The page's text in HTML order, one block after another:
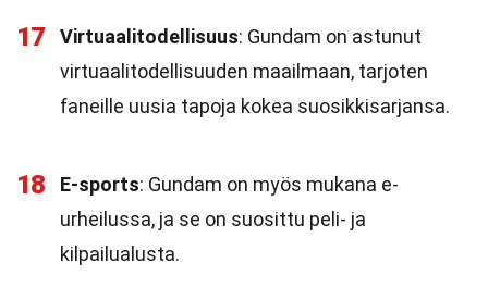
17 Virtuaalitodellisuus: Gundam on astunut
virtuaalitodellisuuden maailmaan, tarjoten
faneille uusia tapoja kokea suosikkisarjansa.
18 E-sports: Gundam on myös mukana e-
urheilussa, ja se on suosittu peli- ja
kilpailualusta.